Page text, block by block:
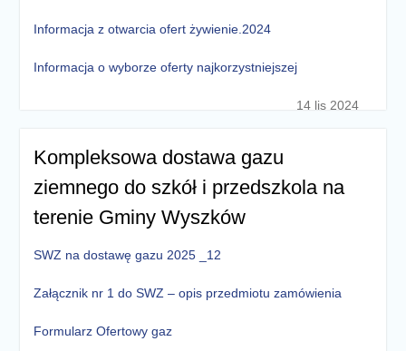
Informacja z otwarcia ofert żywienie.2024
Informacja o wyborze oferty najkorzystniejszej
14 lis 2024
Kompleksowa dostawa gazu
ziemnego do szkół i przedszkola na
terenie Gminy Wyszków
SWZ na dostawę gazu 2025 _12
Załącznik nr 1 do SWZ – opis przedmiotu zamówienia
Formularz Ofertowy gaz